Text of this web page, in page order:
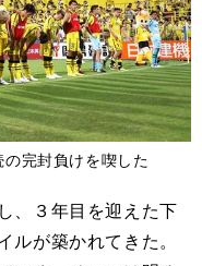
完封負けを喫した
、３年目を迎えた下
ルが築かれてきた。